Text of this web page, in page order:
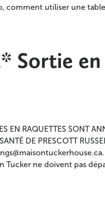
comment utiliser une
Sortie
EN RAQUETTES SONT
DE PRESCOTT
Tucker ne doivent pas